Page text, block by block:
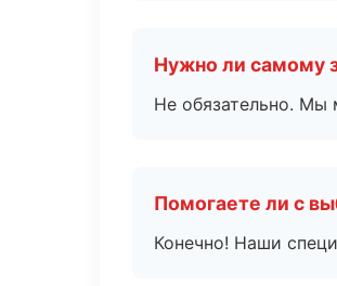
Нужно ли самому
Не обязательно. Мы
Помогаете ли с
Конечно! Наши